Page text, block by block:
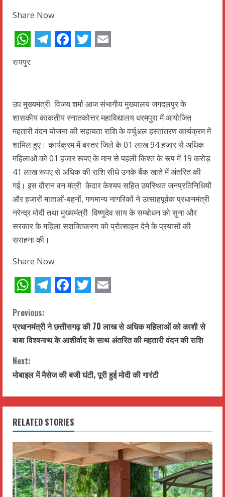
Share Now
WhatsApp
रायपुर:
उप मुख्यमंत्री विजय शर्मा आज संभागीय मुख्यालय जगदलपुर के
शासकीय काकतीय स्नातकोत्तर महाविद्यालय धरमपुरा में आयोजित
महतारी वंदन योजना की सहायता राशि के वर्चुअल हस्तांतरण कार्यक्रम में
शामिल हुए। कार्यक्रम में बस्तर जिले के 01 लाख 94 हजार से अधिक
महिलाओं को 01 हजार रूपए के मान से पहली किश्त के रूप में 19 करोड़
41 लाख रूपए से अधिक की राशि सीधे उनके बैंक खाते में अंतरित की
गई। इस दौरान वन मंत्री केदार केश्यप सहित उपस्थित जनप्रतिनिधियों
और हजारों माताओं-बहनों, गणमान्य नागरिकों ने उत्साहपूर्वक प्रधानमंत्री
नरेन्द्र मोदी तथा मुख्यमंत्री विष्णुदेव साय के सम्बोधन को सुना और
सरकार के महिला सशक्तिकरण को प्रोत्साहन देने के प्रयासों की
सराहना की।
Share Now
C
o
n
t
i
n
u
e
R
Previous:
प्रधानमंत्री ने छत्तीसगढ़ की 70 लाख से अधिक महिलाओं को काशी से
बाबा विश्वनाथ के आशीर्वाद के साथ अंतरित की महतारी वंदन की राशि
Next:
मोबाइल में मैसेज की बजी घंटी, पूरी हुई मोदी की गारंटी
RELATED STORIES